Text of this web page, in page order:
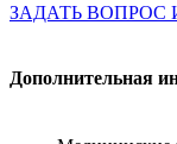
ЗАДАТЬ ВОПРОС
Дополнительная